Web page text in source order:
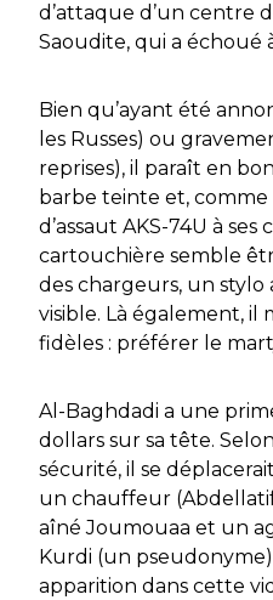
d’attaque d’un centre
Saoudite, qui a échoué
Bien qu’ayant été
les Russes) ou
reprises), il paraît en
barbe teinte et, comme
d’assaut AKS-74U à ses
cartouchière semble
des chargeurs, un
visible. Là également, il
fidèles : préférer le
Al-Baghdadi a une
dollars sur sa tête.
sécurité, il se
un chauffeur
aîné Joumouaa et un
Kurdi (un
apparition dans cette